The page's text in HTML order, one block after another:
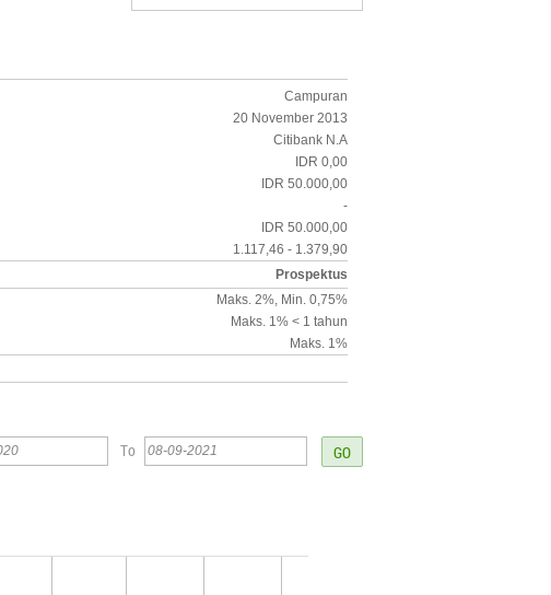
Campuran
20 November 2013
Citibank N.A
IDR 0,00
IDR 50.000,00
-
IDR 50.000,00
1.117,46 - 1.379,90
Prospektus
Maks. 2%, Min. 0,75%
Maks. 1% < 1 tahun
Maks. 1%
To